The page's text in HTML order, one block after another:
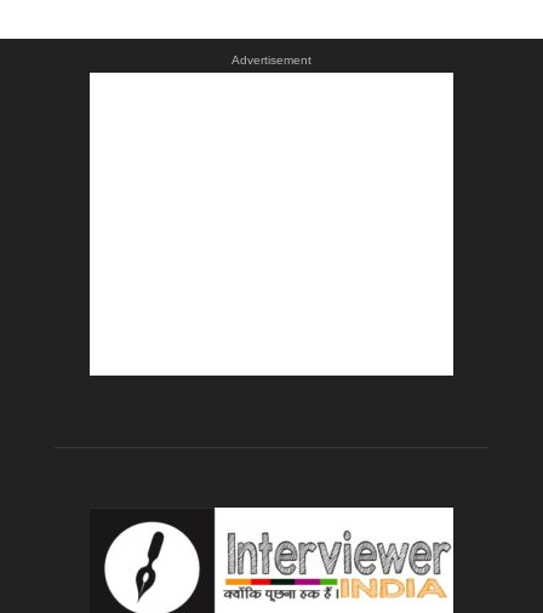
Advertisement